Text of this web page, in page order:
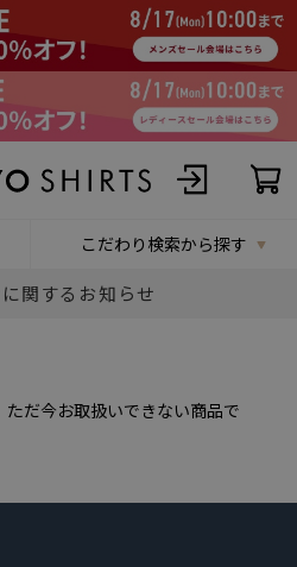
こだわり検索から探す
関するお知らせ
だ今お取扱いできない商品で